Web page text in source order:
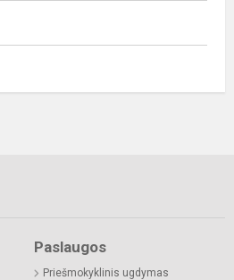
Paslaugos
Priešmokyklinis ugdymas